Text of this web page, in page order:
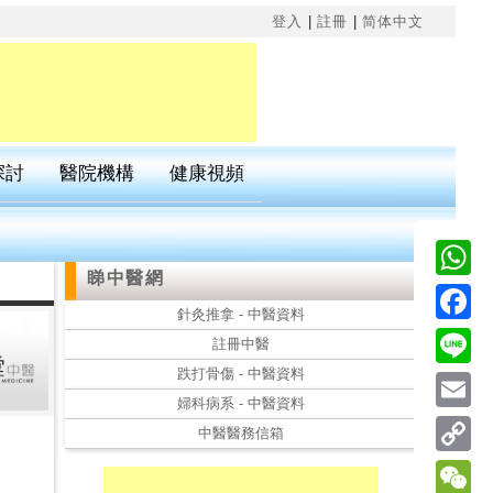
登入 |註冊 |简体中文
討 醫院機構 健康視頻
睇中醫網
針灸推拿 - 中醫資料
註冊中醫
跌打骨傷 - 中醫資料
婦科病系 - 中醫資料
中醫醫務信箱
Line